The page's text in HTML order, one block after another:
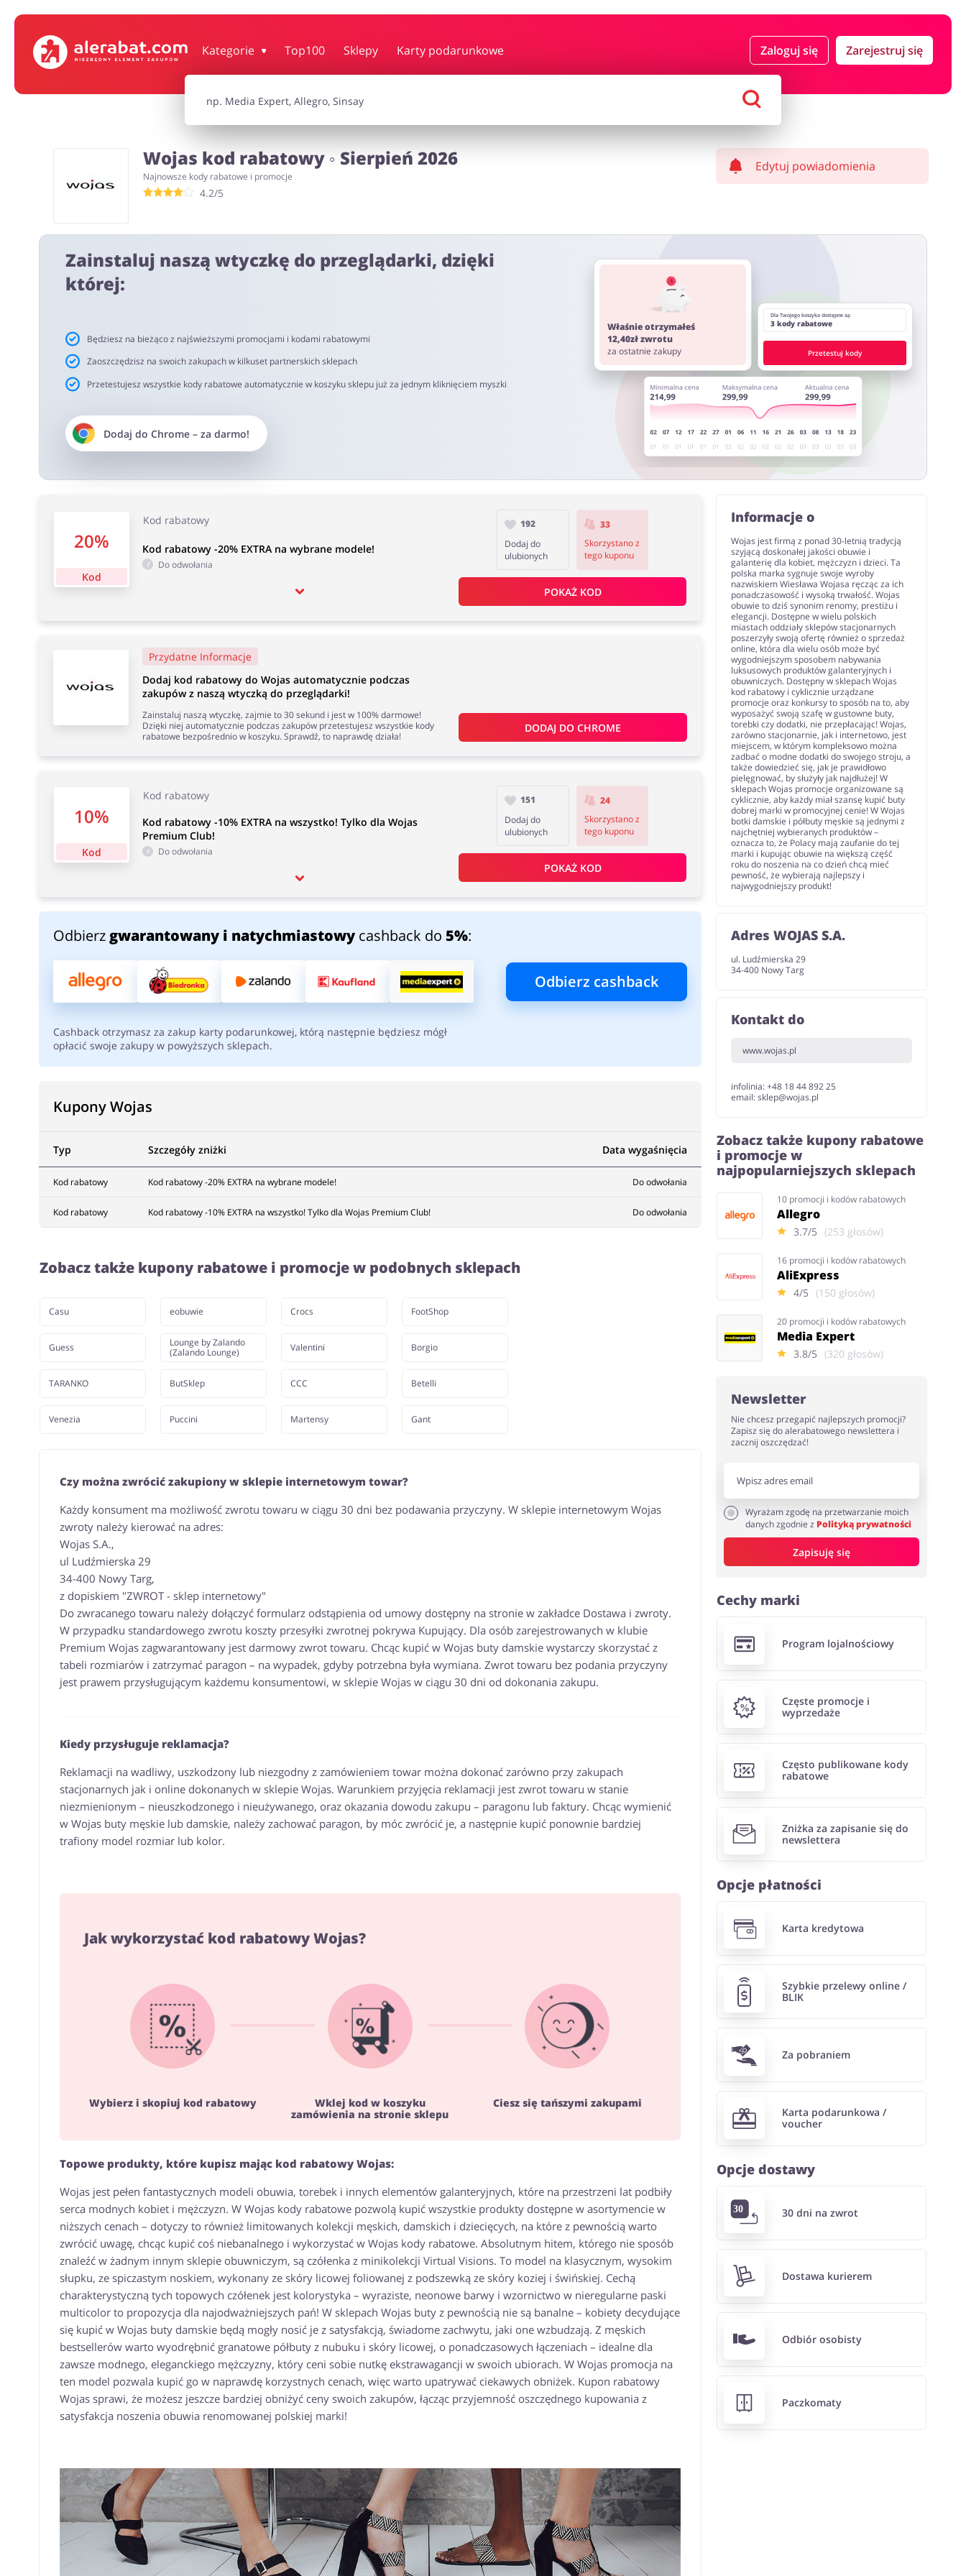
Kategorie Top100 Sklepy Karty podarunkowe Zaloguj się Zarejestruj się
Turystyka i Podróże Usługi Zdrowie i uroda
Wojas kod rabatowy ◦ Sierpień 2026
Najnowsze kody rabatowe i promocje
4.2/5
Edytuj powiadomienia
Zainstaluj naszą wtyczkę do przeglądarki, dzięki
której:
Będziesz na bieżąco z najświeższymi promocjami i kodami rabatowymi
Zaoszczędzisz na swoich zakupach w kilkuset partnerskich sklepach
Przetestujesz wszystkie kody rabatowe automatycznie w koszyku sklepu już za jednym kliknięciem myszki
Dodaj do Chrome– za darmo!
Właśnie otrzymałeś
12,40zł zwrotu
za ostatnie zakupy
Dla Twojego koszyka dostępne są:
3 kody rabatowe
Przetestuj kody
20%
Kod
Kod rabatowy
Kod rabatowy -20% EXTRA na wybrane modele!
Do odwołania
192
Dodaj do
ulubionych
33
Skorzystano z
tego kuponu
POKAŻ KOD
10%
Kod
Kod rabatowy
Kod rabatowy -10% EXTRA na wszystko! Tylko dla Wojas
Premium Club!
Do odwołania
151
Dodaj do
ulubionych
24
Skorzystano z
tego kuponu
POKAŻ KOD
Przydatne Informacje
Dodaj kod rabatowy do Wojas automatycznie podczas
zakupów z naszą wtyczką do przeglądarki!
Zainstaluj naszą wtyczkę, zajmie to 30 sekund i jest w 100% darmowe!
Dzięki niej automatycznie podczas zakupów przetestujesz wszystkie kody
rabatowe bezpośrednio w koszyku. Sprawdź, to naprawdę działa!
DODAJ DO CHROME
Odbierz gwarantowany i natychmiastowycashback do 5%:
Odbierz cashback
Cashback otrzymasz za zakup karty podarunkowej, którą następnie będziesz mógł
opłacić swoje zakupy w powyższych sklepach.
Kupony Wojas
Typ Szczegóły zniżki Data wygaśnięcia
Kod rabatowy Kod rabatowy -20% EXTRA na wybrane modele! Do odwołania
Kod rabatowy Kod rabatowy -10% EXTRA na wszystko! Tylko dla Wojas Premium Club! Do odwołania
Zobacz także kupony rabatowe i promocje w podobnych sklepach
Casu
Guess
TARANKO
Venezia
eobuwie
Lounge by Zalando
(Zalando Lounge)
ButSklep
Puccini
Crocs
Valentini
CCC
Martensy
FootShop
Borgio
Betelli
Gant
Czy można zwrócić zakupiony w sklepie internetowym towar?
Każdy konsument ma możliwość zwrotu towaru w ciągu 30 dni bez podawania przyczyny. W sklepie internetowym Wojas
zwroty należy kierować na adres:
Wojas S.A.,
ul Ludźmierska 29
34-400 Nowy Targ,
z dopiskiem "ZWROT - sklep internetowy"
Do zwracanego towaru należy dołączyć formularz odstąpienia od umowy dostępny na stronie w zakładce Dostawa i zwroty.
W przypadku standardowego zwrotu koszty przesyłki zwrotnej pokrywa Kupujący. Dla osób zarejestrowanych w klubie
Premium Wojas zagwarantowany jest darmowy zwrot towaru. Chcąc kupić w Wojas buty damskie wystarczy skorzystać z
tabeli rozmiarów i zatrzymać paragon – na wypadek, gdyby potrzebna była wymiana. Zwrot towaru bez podania przyczyny
jest prawem przysługującym każdemu konsumentowi, w sklepie Wojas w ciągu 30 dni od dokonania zakupu.
Kiedy przysługuje reklamacja?
Reklamacji na wadliwy, uszkodzony lub niezgodny z zamówieniem towar można dokonać zarówno przy zakupach
stacjonarnych jak i online dokonanych w sklepie Wojas. Warunkiem przyjęcia reklamacji jest zwrot towaru w stanie
niezmienionym – nieuszkodzonego i nieużywanego, oraz okazania dowodu zakupu – paragonu lub faktury. Chcąc wymienić
w Wojas buty męskie lub damskie, należy zachować paragon, by móc zwrócić je, a następnie kupić ponownie bardziej
trafiony model rozmiar lub kolor.
Jak wykorzystać kod rabatowy Wojas?
Wybierz i skopiuj kod rabatowy
Wklej kod w koszyku
zamówienia na stronie sklepu
Ciesz się tańszymi zakupami
Topowe produkty, które kupisz mając kod rabatowy Wojas:
Wojas jest pełen fantastycznych modeli obuwia, torebek i innych elementów galanteryjnych, które na przestrzeni lat podbiły
serca modnych kobiet i mężczyzn. W Wojas kody rabatowe pozwolą kupić wszystkie produkty dostępne w asortymencie w
niższych cenach – dotyczy to również limitowanych kolekcji męskich, damskich i dziecięcych, na które z pewnością warto
zwrócić uwagę, chcąc kupić coś niebanalnego i wykorzystać w Wojas kody rabatowe. Absolutnym hitem, którego nie sposób
znaleźć w żadnym innym sklepie obuwniczym, są czółenka z minikolekcji Virtual Visions. To model na klasycznym, wysokim
słupku, ze spiczastym noskiem, wykonany ze skóry licowej foliowanej z podszewką ze skóry koziej i świńskiej. Cechą
charakterystyczną tych topowych czółenek jest kolorystyka – wyraziste, neonowe barwy i wzornictwo w nieregularne paski
multicolor to propozycja dla najodważniejszych pań! W sklepach Wojas buty z pewnością nie są banalne – kobiety decydujące
się kupić w Wojas buty damskie będą mogły nosić je z satysfakcją, świadome zachwytu, jaki one wzbudzają. Z męskich
bestsellerów warto wyodrębnić granatowe półbuty z nubuku i skóry licowej, o ponadczasowych łączeniach – idealne dla
zawsze modnego, eleganckiego mężczyzny, który ceni sobie nutkę ekstrawagancji w swoich ubiorach. W Wojas promocja na
ten model pozwala kupić go w naprawdę korzystnych cenach, więc warto upatrywać ciekawych obniżek. Kupon rabatowy
Wojas sprawi, że możesz jeszcze bardziej obniżyć ceny swoich zakupów, łącząc przyjemność oszczędnego kupowania z
satysfakcja noszenia obuwia renomowanej polskiej marki!
Informacje o
Wojas jest firmą z ponad 30-letnią tradycją
szyjącą doskonałej jakości obuwie i
galanterię dla kobiet, mężczyzn i dzieci. Ta
polska marka sygnuje swoje wyroby
nazwiskiem Wiesława Wojasa ręcząc za ich
ponadczasowość i wysoką trwałość. Wojas
obuwie to dziś synonim renomy, prestiżu i
elegancji. Dostępne w wielu polskich
miastach oddziały sklepów stacjonarnych
poszerzyły swoją ofertę również o sprzedaż
online, która dla wielu osób może być
wygodniejszym sposobem nabywania
luksusowych produktów galanteryjnych i
obuwniczych. Dostępny w sklepach Wojas
kod rabatowy i cyklicznie urządzane
promocje oraz konkursy to sposób na to, aby
wyposażyć swoją szafę w gustowne buty,
torebki czy dodatki, nie przepłacając! Wojas,
zarówno stacjonarnie, jak i internetowo, jest
miejscem, w którym kompleksowo można
zadbać o modne dodatki do swojego stroju, a
także dowiedzieć się, jak je prawidłowo
pielęgnować, by służyły jak najdłużej! W
sklepach Wojas promocje organizowane są
cyklicznie, aby każdy miał szansę kupić buty
dobrej marki w promocyjnej cenie! W Wojas
botki damskie i półbuty męskie są jednymi z
najchętniej wybieranych produktów –
oznacza to, że Polacy mają zaufanie do tej
marki i kupując obuwie na większą część
roku do noszenia na co dzień chcą mieć
pewność, że wybierają najlepszy i
najwygodniejszy produkt!
Adres WOJAS S.A.
ul. Ludźmierska 29
34-400 Nowy Targ
Kontakt do
www.wojas.pl
infolinia: +48 18 44 892 25
email: sklep@wojas.pl
Zobacz także kupony rabatowe
i promocje w
najpopularniejszych sklepach
10 promocji i kodów rabatowych
Allegro
3.7/5 (253 głosów)
16 promocji i kodów rabatowych
AliExpress
4/5 (150 głosów)
20 promocji i kodów rabatowych
Media Expert
3.8/5 (320 głosów)
Newsletter
Nie chcesz przegapić najlepszych promocji?
Zapisz się do alerabatowego newslettera i
zacznij oszczędzać!
Wyrażam zgodę na przetwarzanie moich
danych zgodnie z Polityką prywatności
Zapisuję się
Cechy marki
Program lojalnościowy
Częste promocje i
wyprzedaże
Często publikowane kody
rabatowe
Zniżka za zapisanie się do
newslettera
Opcje płatności
Karta kredytowa
Szybkie przelewy online /
BLIK
Za pobraniem
Karta podarunkowa /
voucher
Opcje dostawy
30 dni na zwrot
Dostawa kurierem
Odbiór osobisty
Paczkomaty